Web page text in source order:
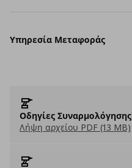
Υπηρεσία Μεταφοράς
Οδηγίες Συναρμολόγησης
Λήψη αρχείου PDF (13 MB)